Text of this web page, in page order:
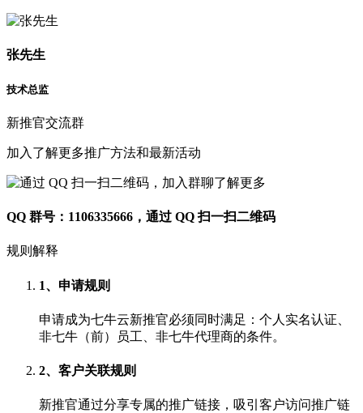
张先生
技术总监
新推官交流群
加入了解更多推广方法和最新活动
QQ 群号：1106335666 ，通过 QQ 扫一扫二维码
规则解释
1、申请规则
申请成为七牛云新推官必须同时满足：个人实名认证、
非七牛（前）员工、非七牛代理商的条件。
2、客户关联规则
新推官通过分享专属的推广链接，吸引客户访问推广链